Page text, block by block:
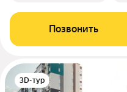
Позвонить
3D-тур